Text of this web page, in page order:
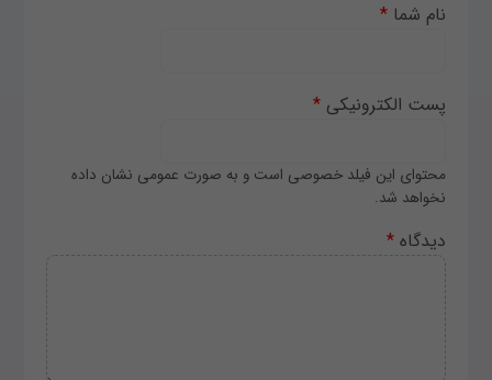
نام شما*
پست الکترونیکی*
محتوای این فیلد خصوصی است و به صورت عمومی نشان داده
نخواهد شد.
دیدگاه*